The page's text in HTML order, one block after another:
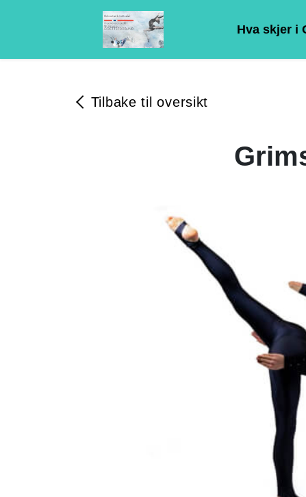
Hva skjer i
Tilbake til oversikt